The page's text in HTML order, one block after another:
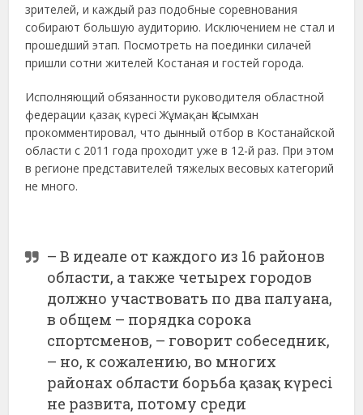
зрителей, и каждый раз подобные соревнования
собирают большую аудиторию. Исключением не стал и
прошедший этап. Посмотреть на поединки силачей
пришли сотни жителей Костаная и гостей города.
Исполняющий обязанности руководителя областной
федерации қазақ күресі Жұмақан Қасымхан
прокомментировал, что дынный отбор в Костанайской
области с 2011 года проходит уже в 12-й раз. При этом
в регионе представителей тяжелых весовых категорий
не много.
– В идеале от каждого из 16 районов
области, а также четырех городов
должно участвовать по два палуана,
в общем – порядка сорока
спортсменов, – говорит собеседник,
– но, к сожалению, во многих
районах области борьба қазақ күресі
не развита, потому среди